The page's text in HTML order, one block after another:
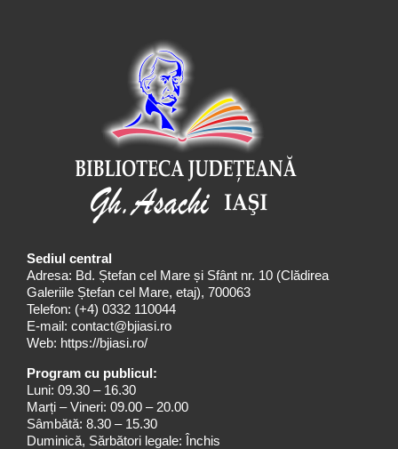
Sediul central
Adresa: Bd. Ștefan cel Mare și Sfânt nr. 10 (Clădirea
Galeriile Ștefan cel Mare, etaj), 700063
Telefon: (+4) 0332 110044
E-mail: contact@bjiasi.ro
Web: https://bjiasi.ro/
Program cu publicul:
Luni: 09.30 – 16.30
Marți – Vineri: 09.00 – 20.00
Sâmbătă: 8.30 – 15.30
Duminică, Sărbători legale: Închis